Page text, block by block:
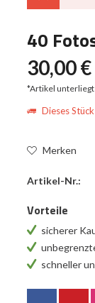
40
30,00 €
*Artikel unterliegt
Dieses
Merken
Artikel-Nr.:
Vorteile
sicherer
schneller